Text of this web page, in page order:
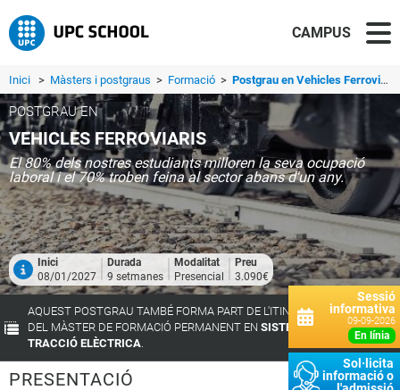
CAMPUS
Inici > Màsters i postgraus > Formació > Postgrau en Vehicles Ferroviaris
Sessió
informativa
09-09-2026
en línia
Sol·licita
informació o
POSTGRAU EN
VEHICLES FERROVIARIS
El 80% dels nostres estudiants milloren la seva ocupació
laboral i el 70% troben feina al sector abans d'un any.
Inici
08/01/2027
Durada
9 setmanes
Modalitat
Presencial
Preu
3.090€
AQUEST POSTGRAU TAMBÉ FORMA PART DE L'ITINERARI FORMATIU
DEL MÀSTER DE FORMACIÓ PERMANENT EN SISTEMES FERROVIARIS I
TRACCIÓ ELÈCTRICA.
PRESENTACIÓ